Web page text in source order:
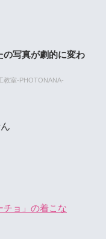
の写真が劇的に変わ
教室-PHOTONANA-
ョ」の着こな